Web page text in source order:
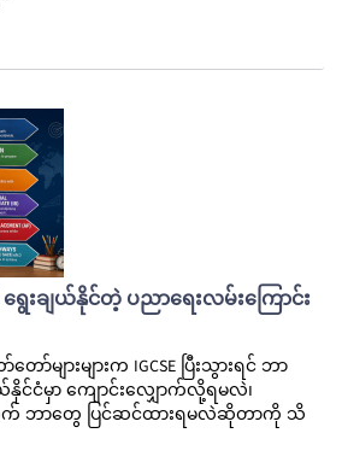
ရွေးချယ်နိုင်တဲ့ ပညာရေးလမ်းကြောင်း
တော်များများက IGCSE ပြီးသွားရင် ဘာ
မှာ ကျောင်းလျှောက်လို့ရမလဲ၊
ဘာတွေ ပြင်ဆင်ထားရမလဲဆိုတာကို သိ